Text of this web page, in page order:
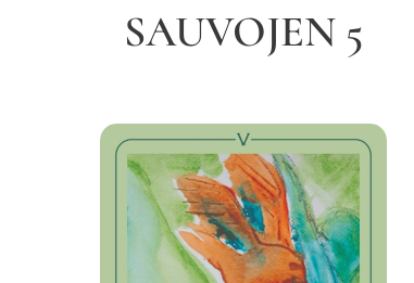
SAUVOJEN 5